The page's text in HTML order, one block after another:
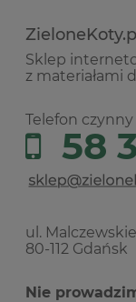
ZieloneKoty.pl
Sklep
z materiałami
Telefon czynny
58
ul.
80-112 Gdańsk
Nie